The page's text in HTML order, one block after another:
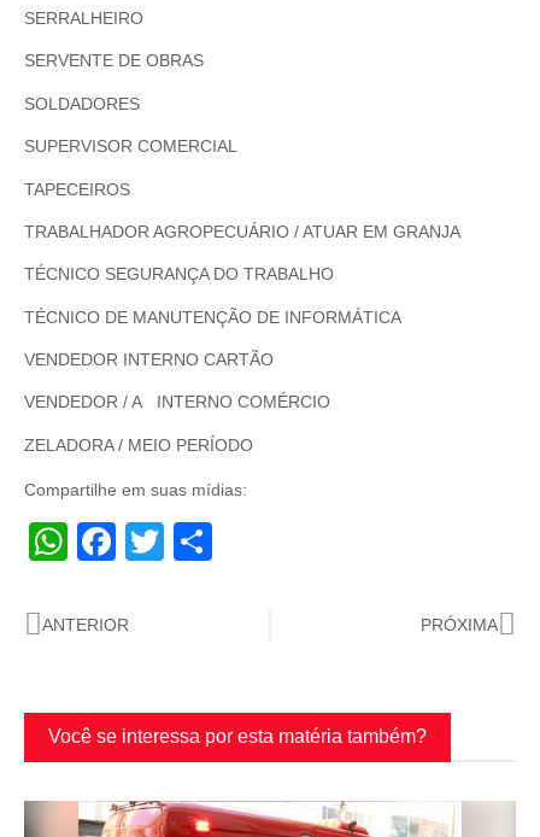
SERRALHEIRO
SERVENTE DE OBRAS
SOLDADORES
SUPERVISOR COMERCIAL
TAPECEIROS
TRABALHADOR AGROPECUÁRIO / ATUAR EM GRANJA
TÉCNICO SEGURANÇA DO TRABALHO
TÉCNICO DE MANUTENÇÃO DE INFORMÁTICA
VENDEDOR INTERNO CARTÃO
VENDEDOR / A INTERNO COMÉRCIO
ZELADORA / MEIO PERÍODO
Compartilhe em suas mídias:
WhatsApp
Facebook
Twitter
ANTERIOR PRÓXIMA
Você se interessa por esta matéria também?